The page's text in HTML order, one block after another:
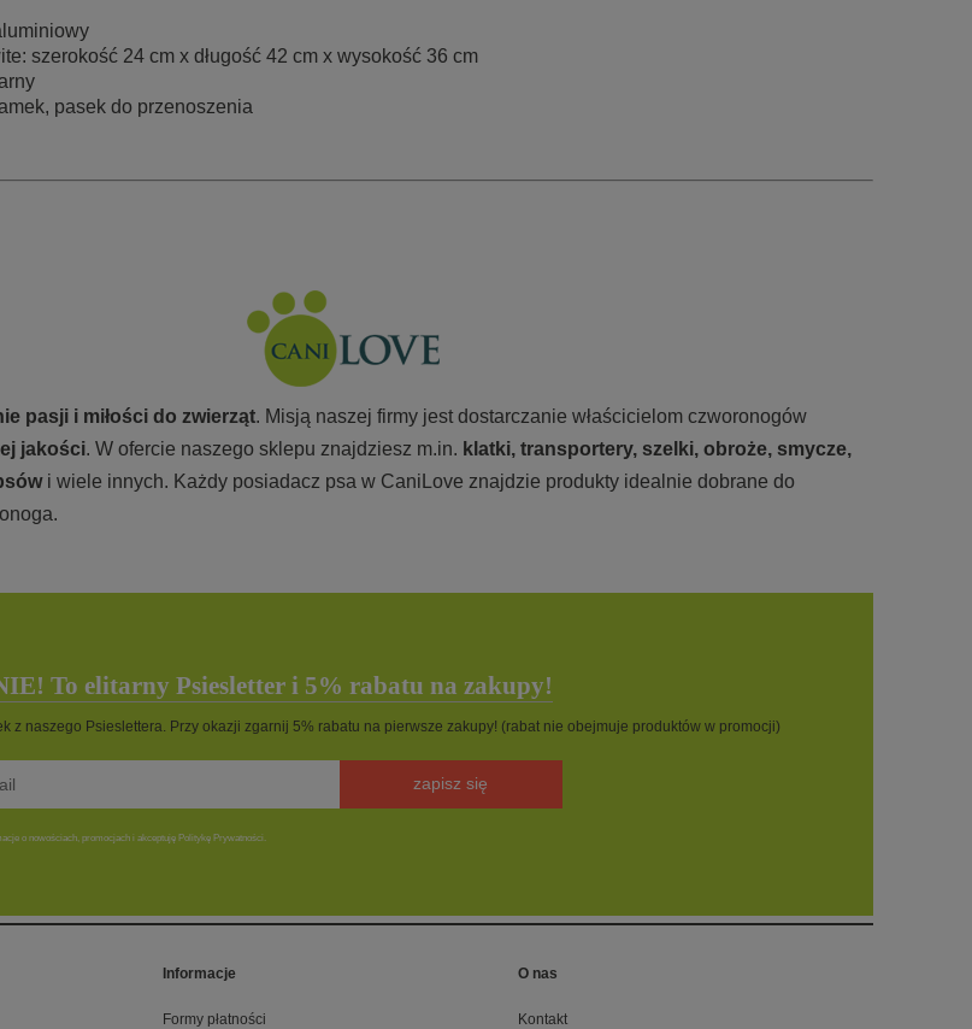
szerokość 24 cm x długość 42 cm x wysokość 36 cm
pasek do przenoszenia
pasji i miłości do zwierząt. Misją naszej firmy jest dostarczanie właścicielom czworonogów
jakości. W ofercie naszego sklepu znajdziesz m.in. klatki, transportery, szelki, obroże, smycze,
i wiele innych. Każdy posiadacz psa w CaniLove znajdzie produkty idealnie dobrane do
To elitarny Psiesletter i 5% rabatu na zakupy!
z naszego Psieslettera. Przy okazji zgarnij 5% rabatu na pierwsze zakupy! (rabat nie obejmuje produktów w promocji)
zapisz się
o nowościach, promocjach i akceptuję Politykę Prywatności.
Informacje
Formy płatności
O nas
Kontakt